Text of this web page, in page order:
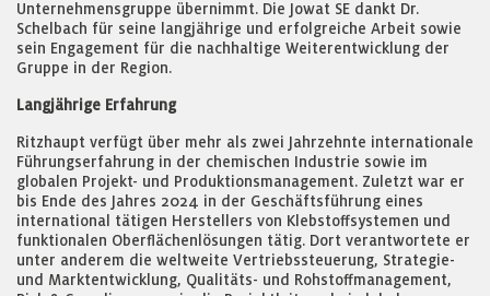
Unternehmensgruppe übernimmt. Die Jowat SE dankt Dr.
Schelbach für seine langjährige und erfolgreiche Arbeit sowie
sein Engagement für die nachhaltige Weiterentwicklung der
Gruppe in der Region.
Langjährige Erfahrung
Ritzhaupt verfügt über mehr als zwei Jahrzehnte internationale
Führungserfahrung in der chemischen Industrie sowie im
globalen Projekt- und Produktionsmanagement. Zuletzt war er
bis Ende des Jahres 2024 in der Geschäftsführung eines
international tätigen Herstellers von Klebstoffsystemen und
funktionalen Oberflächenlösungen tätig. Dort verantwortete er
unter anderem die weltweite Vertriebssteuerung, Strategie-
und Marktentwicklung, Qualitäts- und Rohstoffmanagement,